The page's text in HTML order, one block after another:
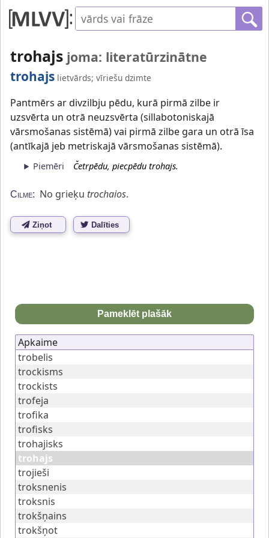
trohajs joma: literatūrzinātne
trohajs lietvārds; vīriešu dzimte
Pantmērs ar divzilbju pēdu, kurā pirmā zilbe ir
uzsvērta un otrā neuzsvērta (sillabotoniskajā
vārsmošanas sistēmā) vai pirmā zilbe gara un otrā īsa
(antīkajā jeb metriskajā vārsmošanas sistēmā).
Piemēri Četrpēdu, piecpēdu trohajs.
Cilme: No grieķu trochaios.
Ziņot Dalīties
Pameklēt plašāk
Apkaime
trobelis
trockisms
trockists
trofeja
trofika
trofisks
trohajisks
trohajs
trojieši
troksnenis
troksnis
trokšņains
trokšņot